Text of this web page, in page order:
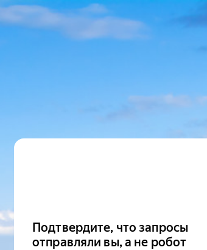
Подтвердите, что запросы
отправляли вы, а не робот